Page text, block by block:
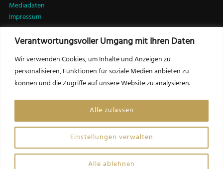
Verantwortungsvoller Umgang mit Ihren Daten
Wir verwenden Cookies, um Inhalte und Anzeigen zu
personalisieren, Funktionen für soziale Medien anbieten zu
können und die Zugriffe auf unsere Website zu analysieren.
Einstellungen verwalten
Alle ablehnen
Alle zulassen
Mediadaten
Impressum
LinkedIn
Friedrich Csörgits, MSc MRICS
Herausgeber LEADERSNET Immobilien
f.csoergits@leadersnet.com
Website by Opinion Leaders Network GmbH